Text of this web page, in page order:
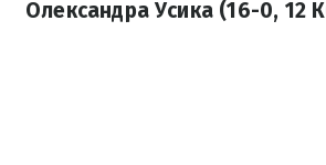
Олександра Усика (16-0, 12